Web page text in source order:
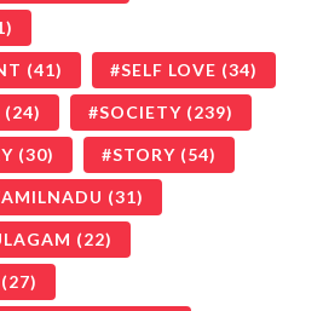
(41) SELF LOVE (34)
(24) SOCIETY (239)
(30) STORY (54)
(31)
(22)
(27)